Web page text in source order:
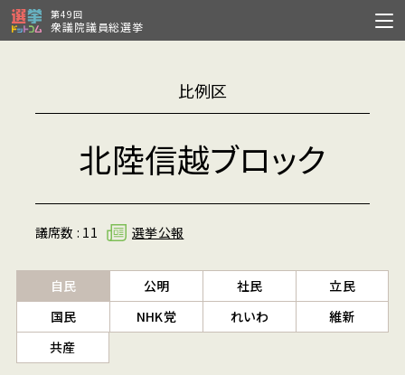
第49回
衆議院議員総選挙
比例区
北陸信越ブロック
議席数 : 11 選挙公報
自民 公明 社民
立民
国民
NHK党 れいわ
維新
共産